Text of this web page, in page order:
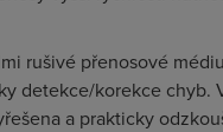
rušivé přenosové
detekce/korekce chyb.
a prakticky